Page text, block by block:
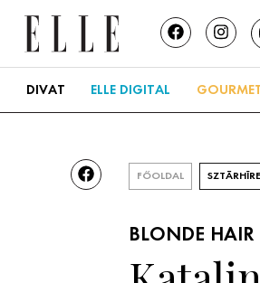
DIVAT ELLE DIGITAL
FŐOLDAL
BLONDE HAIR